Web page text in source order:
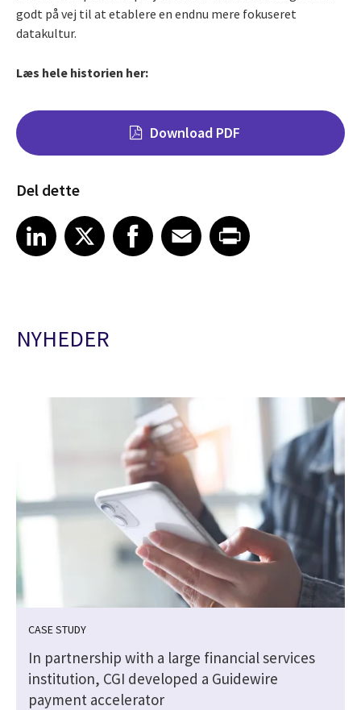
godt på vej til at etablere en endnu mere fokuseret
datakultur.
Læs hele historien her:
Download PDF
Del dette
Share on LinkedIn
LinkedIn
Share on X Share on FacebookFacebook
Share on EmailEmailShare on Print
NYHEDER
CASE STUDY
In partnership with a large financial services
institution, CGI developed a Guidewire
payment accelerator